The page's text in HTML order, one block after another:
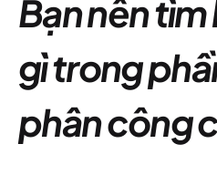
Bạn nên
gì trong
phân công